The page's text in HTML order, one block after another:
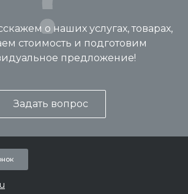
о наших услугах, товарах,
стоимость и подготовим
предложение!
Задать вопрос